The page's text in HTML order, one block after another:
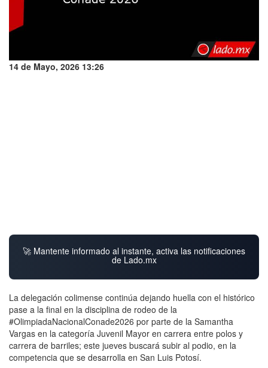
14 de Mayo, 2026 13:26
🚀 Mantente informado al instante, activa las notificaciones
de Lado.mx
La delegación colimense continúa dejando huella con el histórico
pase a la final en la disciplina de rodeo de la
#OlimpiadaNacionalConade2026 por parte de la Samantha
Vargas en la categoría Juvenil Mayor en carrera entre polos y
carrera de barriles; este jueves buscará subir al podio, en la
competencia que se desarrolla en San Luis Potosí.